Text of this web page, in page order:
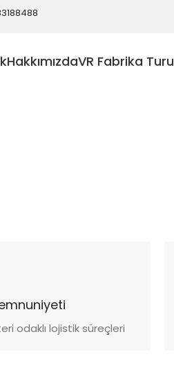
HakkımızdaVR Fabrika Turu
odaklı lojistik süreçleri